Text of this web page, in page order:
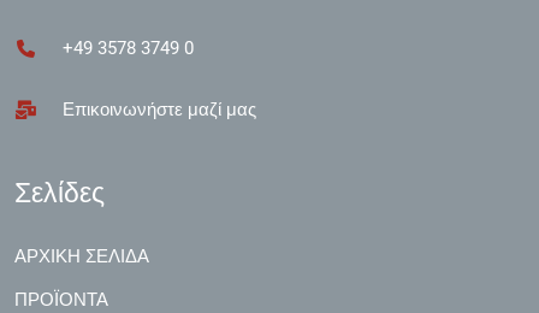
+49 3578 3749 0
Επικοινωνήστε μαζί μας
Σελίδες
ΑΡΧΙΚΉ ΣΕΛΊΔΑ
ΠΡΟΪΌΝΤΑ